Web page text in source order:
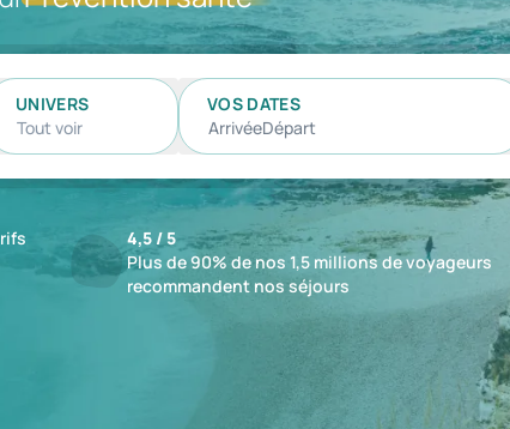
UNIVERS
Tout voir
VOS DATES
ArrivéeDépart
4,5 / 5
Plus de 90% de nos 1,5 millions de voyageurs
recommandent nos séjours
jusqu'à -35%